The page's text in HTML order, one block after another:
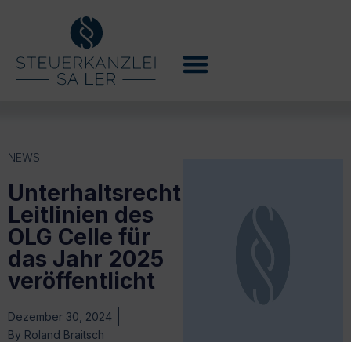
NEWS
Unterhaltsrechtliche
Leitlinien des
OLG Celle für
das Jahr 2025
veröffentlicht
Dezember 30, 2024
By Roland Braitsch